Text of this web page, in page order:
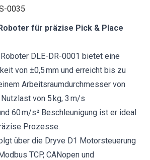
0035
für präzise Pick & Place
DLE-DR-0001 bietet eine
von ±0,5 mm und erreicht bis zu
Arbeitsraumdurchmesser von
von 5 kg, 3 m/s
60 m/s² Beschleunigung ist er ideal
Prozesse.
über die Dryve D1 Motorsteuerung
TCP, CANopen und